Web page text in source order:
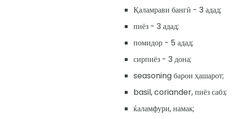
Қаламрави бангӣ - 3 адад;
пиёз - 3 адад;
помидор - 5 адад;
сирпиёз - 3 дона;
seasoning барои ҳашарот;
basil, coriander, пиёз сабз;
ќаламфури, намак;